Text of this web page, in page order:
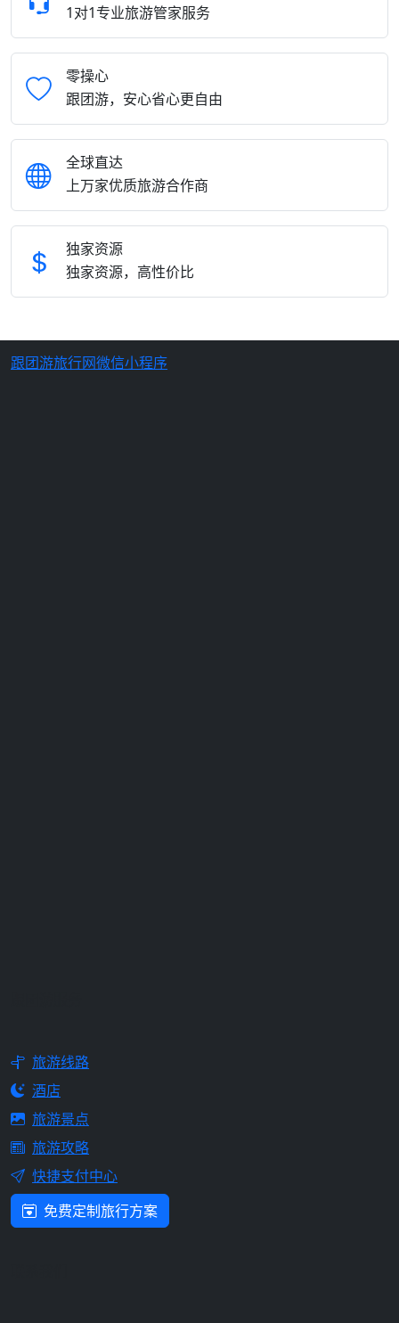
1对1专业旅游管家服务
零操心
跟团游，安心省心更自由
全球直达
上万家优质旅游合作商
独家资源
独家资源，高性价比
跟团游旅行网微信小程序
旅游线路
酒店
旅游景点
旅游攻略
快捷支付中心
免费定制旅行方案